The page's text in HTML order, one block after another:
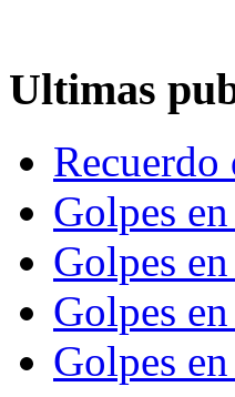
Ultimas
Recuerdo
Golpes
Golpes
Golpes
Golpes